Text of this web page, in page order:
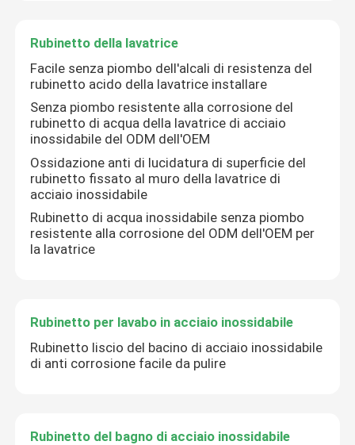
Rubinetto della lavatrice
Facile senza piombo dell'alcali di resistenza del
rubinetto acido della lavatrice installare
Senza piombo resistente alla corrosione del
rubinetto di acqua della lavatrice di acciaio
inossidabile del ODM dell'OEM
Ossidazione anti di lucidatura di superficie del
rubinetto fissato al muro della lavatrice di
acciaio inossidabile
Rubinetto di acqua inossidabile senza piombo
resistente alla corrosione del ODM dell'OEM per
la lavatrice
Rubinetto per lavabo in acciaio inossidabile
Rubinetto liscio del bacino di acciaio inossidabile
di anti corrosione facile da pulire
Rubinetto del bagno di acciaio inossidabile